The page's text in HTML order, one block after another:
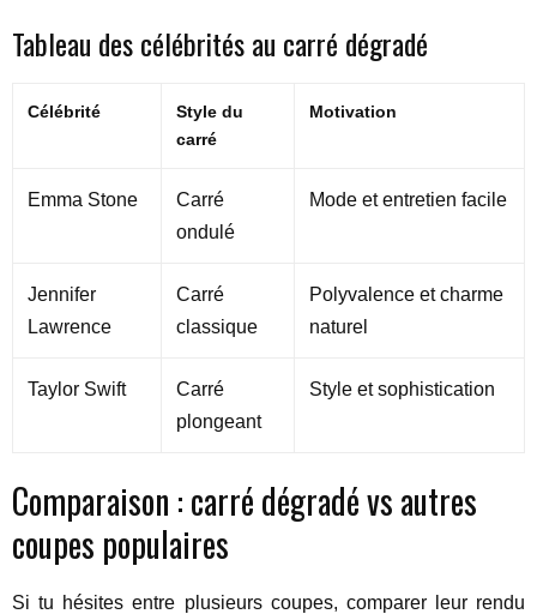
Tableau des célébrités au carré dégradé
Célébrité
Style du
carré
Motivation
Emma Stone
Carré
ondulé
Mode et entretien facile
Jennifer
Lawrence
Carré
classique
Polyvalence et charme
naturel
Taylor Swift
Carré
plongeant
Style et sophistication
Comparaison : carré dégradé vs autres
coupes populaires
Si tu hésites entre plusieurs coupes, comparer leur rendu